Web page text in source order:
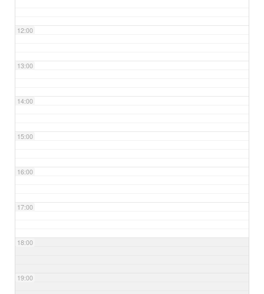
12:00
13:00
14:00
15:00
16:00
17:00
18:00
19:00